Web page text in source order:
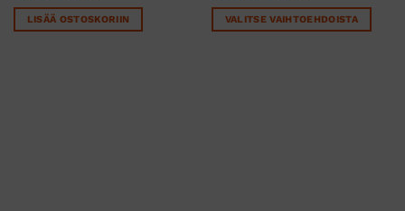
LISÄÄ OSTOSKORIIN VALITSE VAIHTOEHDOISTA